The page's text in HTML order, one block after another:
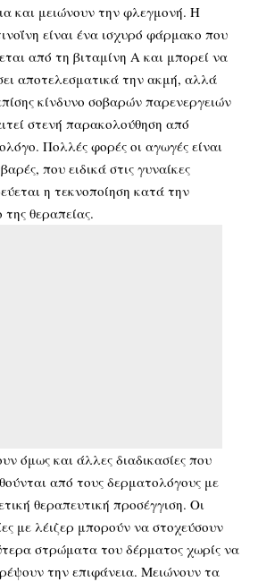
και μειώνουν την φλεγμονή. Η
είναι ένα ισχυρό φάρμακο που
από τη βιταμίνη Α και μπορεί να
αποτελεσματικά την ακμή, αλλά
κίνδυνο σοβαρών παρενεργειών
στενή παρακολούθηση από
Πολλές φορές οι αγωγές είναι
που ειδικά στις γυναίκες
η τεκνοποίηση κατά την
της θεραπείας.
όμως και άλλες διαδικασίες που
από τους δερματολόγους με
θεραπευτική προσέγγιση. Οι
με λέιζερ μπορούν να στοχεύσουν
στρώματα του δέρματος χωρίς να
την επιφάνεια. Μειώνουν τα